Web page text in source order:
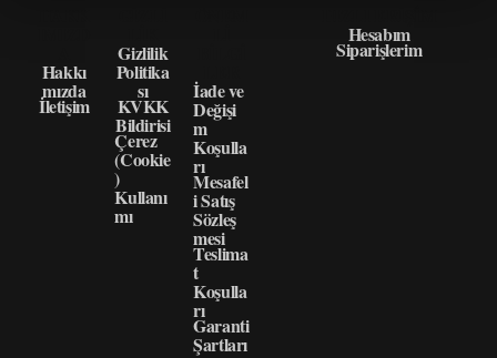
Hakkı
mızda
İletişim
Gizlilik
Politika
sı
KVKK
Bildirisi
Çerez
(Cookie
)
Kullanı
mı
İade ve
Değişi
m
Koşulla
rı
Mesafel
i Satış
Sözleş
mesi
Teslima
t
Koşulla
rı
Garanti
Şartları
Hesabım
Siparişlerim